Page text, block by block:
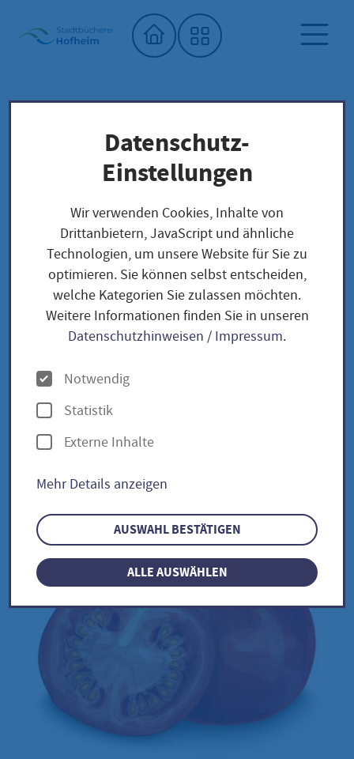
Startseite"
Stadtbücherei
Saatgutbibliothek
Unser Saatgut: Aussaat - Ernte -
Samengewinnung
Fruchtgemüse
TOMATEN
Chocolate cherry / Solanum lycopersicum
Chocolate cherry /
Solanum
lycopersicum
Chocolate Cherry / Solanum
lycopersicum
Datenschutz-
Einstellungen
Wir verwenden Cookies, Inhalte von
Drittanbietern, JavaScript und ähnliche
Technologien, um unsere Website für Sie zu
optimieren. Sie können selbst entscheiden,
welche Kategorien Sie zulassen möchten.
Weitere Informationen finden Sie in unseren
Datenschutzhinweisen / Impressum.
O
p
t
i
e
n
Notwendig
Statistik
Externe Inhalte
Mehr Details anzeigen
AUSWAHL BESTÄTIGEN
ALLE AUSWÄHLEN